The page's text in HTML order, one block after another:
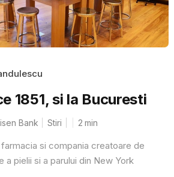
1851, si la Bucuresti
Bank Stiri 2 min
farmacia si compania creatoare de
a pielii si a parului din New York